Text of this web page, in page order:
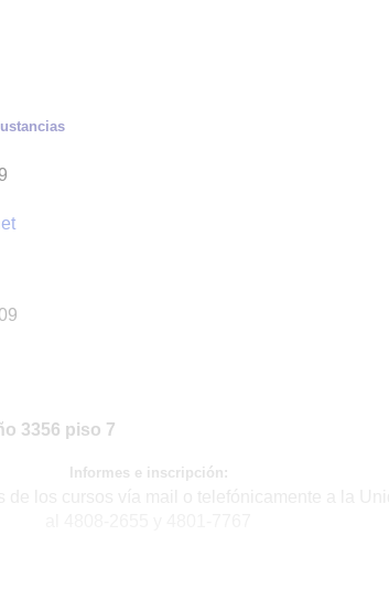
3356 piso 7
Informes e inscripción: